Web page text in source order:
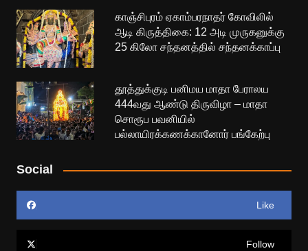
காஞ்சிபுரம் ஏகாம்பரநாதர் கோவிலில்
ஆடி கிருத்திகை: 12 அடி முருகனுக்கு
25 கிலோ சந்தனத்தில் சந்தனக்காப்பு
தூத்துக்குடி பனிமய மாதா பேராலய
444வது ஆண்டு திருவிழா – மாதா
சொரூப பவனியில்
பல்லாயிரக்கணக்கானோர் பங்கேற்பு
Social
Like
Follow